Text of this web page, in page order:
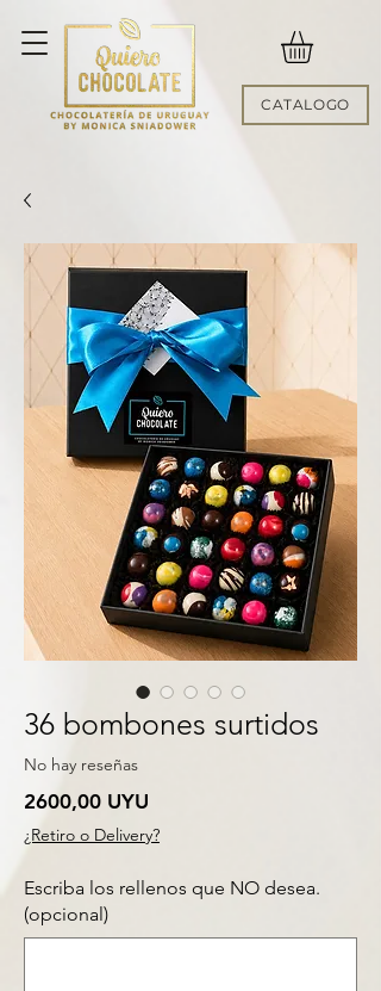
CATALOGO
36 bombones surtidos
No hay reseñas
2600,00 UYU
¿Retiro o Delivery?
Escriba los rellenos que NO desea.
(opcional)